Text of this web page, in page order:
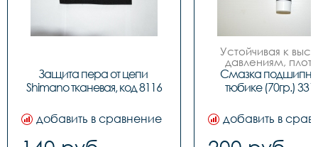
Защита пера от цепи
Shimano тканевая, код 8116
добавить в сравнение
Устойчивая к
давлениям,
водостойкая.
отличной
химической
водостойкость
кипящей воде.
Смазка
тюбике (70гр.)
добавить в